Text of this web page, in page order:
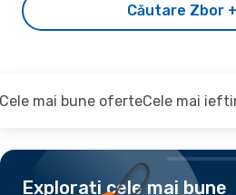
Căutare Zbor
mai bune oferteCele mai
Explorați cele mai bune